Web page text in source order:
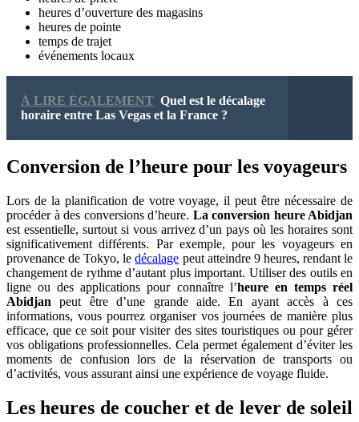
heures d’ouverture des magasins
heures de pointe
temps de trajet
événements locaux
À LIRE ÉGALEMENT Quel est le décalage
horaire entre Las Vegas et la France ?
Conversion de l’heure pour les voyageurs
Lors de la planification de votre voyage, il peut être nécessaire de
procéder à des conversions d’heure. La conversion heure Abidjan
est essentielle, surtout si vous arrivez d’un pays où les horaires sont
significativement différents. Par exemple, pour les voyageurs en
provenance de Tokyo, ledécalage peut atteindre 9 heures, rendant le
changement de rythme d’autant plus important. Utiliser des outils en
ligne ou des applications pour connaître l’heure en temps réel
Abidjan peut être d’une grande aide. En ayant accès à ces
informations, vous pourrez organiser vos journées de manière plus
efficace, que ce soit pour visiter des sites touristiques ou pour gérer
vos obligations professionnelles. Cela permet également d’éviter les
moments de confusion lors de la réservation de transports ou
d’activités, vous assurant ainsi une expérience de voyage fluide.
Les heures de coucher et de lever de soleil